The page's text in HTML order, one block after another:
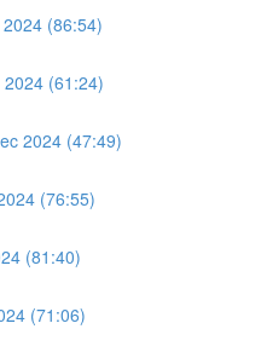
(86:54)
(61:24)
2024 (47:49)
(76:55)
(81:40)
(71:06)